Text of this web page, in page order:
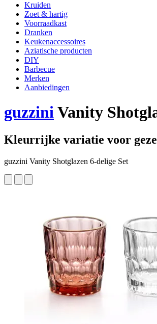
Kruiden
Zoet & hartig
Voorraadkast
Dranken
Keukenaccessoires
Aziatische producten
DIY
Barbecue
Merken
Aanbiedingen
guzziniVanity
Kleurrijke variatie voor
guzzini Vanity Shotglazen 6-delige Set